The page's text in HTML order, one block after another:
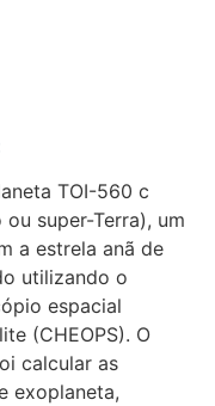
TOI-560 c
super-Terra), um
a estrela anã de
utilizando o
espacial
(CHEOPS). O
calcular as
exoplaneta,